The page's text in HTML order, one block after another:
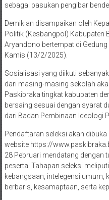
sebagai pasukan pengibar
Demikian disampaikan oleh
Politik (Kesbangpol) Kabupaten
Aryandono bertempat di Gedung
Kamis (13/2/2025).
Sosialisasi yang diikuti
dari masing-masing sekolah
Paskibraka tingkat kabupaten
bersaing sesuai dengan syarat
dari Badan Pembinaan Ideologi
Pendaftaran seleksi akan
website https://
28 Pebruari mendatang dengan
peserta. Tahapan seleksi
kebangsaan, intelegensi umum,
berbaris, kesamaptaan, serta